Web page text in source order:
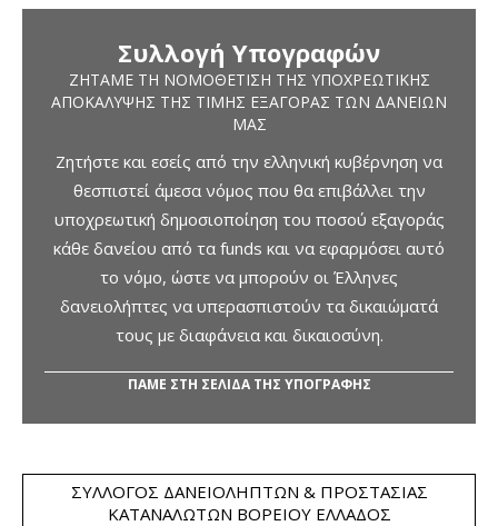
Συλλογή Υπογραφών
ΖΗΤΆΜΕ ΤΗ ΝΟΜΟΘΈΤΙΣΗ ΤΗΣ ΥΠΟΧΡΕΩΤΙΚΉΣ
ΑΠΟΚΆΛΥΨΗΣ ΤΗΣ ΤΙΜΉΣ ΕΞΑΓΟΡΆΣ ΤΩΝ ΔΑΝΕΊΩΝ
ΜΑΣ
Ζητήστε και εσείς από την ελληνική κυβέρνηση να
θεσπιστεί άμεσα νόμος που θα επιβάλλει την
υποχρεωτική δημοσιοποίηση του ποσού εξαγοράς
κάθε δανείου από τα funds και να εφαρμόσει αυτό
το νόμο, ώστε να μπορούν οι Έλληνες
δανειολήπτες να υπερασπιστούν τα δικαιώματά
τους με διαφάνεια και δικαιοσύνη.
ΠΑΜΕ ΣΤΗ ΣΕΛΙΔΑ ΤΗΣ ΥΠΟΓΡΑΦΗΣ
ΣΎΛΛΟΓΟΣ ΔΑΝΕΙΟΛΗΠΤΏΝ & ΠΡΟΣΤΑΣΊΑΣ
ΚΑΤΑΝΑΛΩΤΏΝ ΒΟΡΕΊΟΥ ΕΛΛΆΔΟΣ